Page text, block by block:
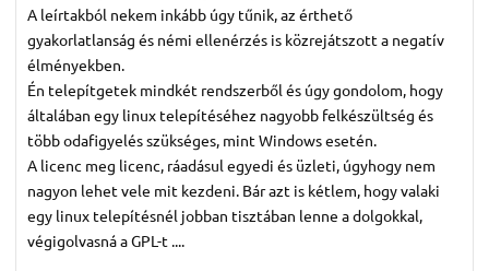
A leírtakból nekem inkább úgy tűnik, az érthető
gyakorlatlanság és némi ellenérzés is közrejátszott a negatív
élményekben.
Én telepítgetek mindkét rendszerből és úgy gondolom, hogy
általában egy linux telepítéséhez nagyobb felkészültség és
több odafigyelés szükséges, mint Windows esetén.
A licenc meg licenc, ráadásul egyedi és üzleti, úgyhogy nem
nagyon lehet vele mit kezdeni. Bár azt is kétlem, hogy valaki
egy linux telepítésnél jobban tisztában lenne a dolgokkal,
végigolvasná a GPL-t ....